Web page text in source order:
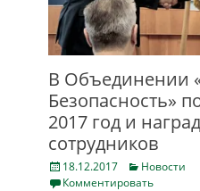
В Объединении
Безопасность»
2017 год и
сотрудников
Posted
on
18.12.2017 Categories
Новости
Комментировать